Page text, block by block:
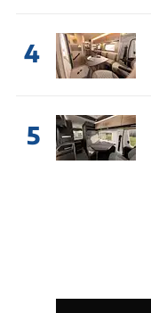
4
5